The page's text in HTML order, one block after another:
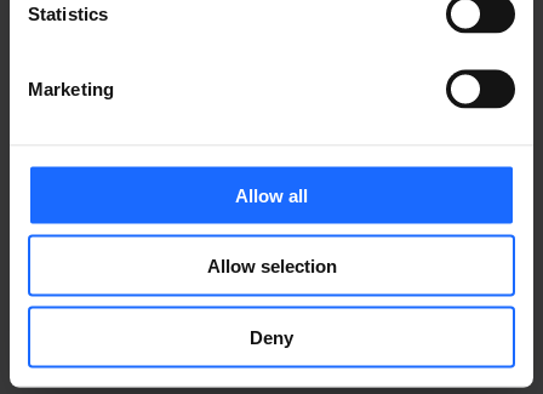
Statistics
Marketing
Allow all
Allow selection
Deny